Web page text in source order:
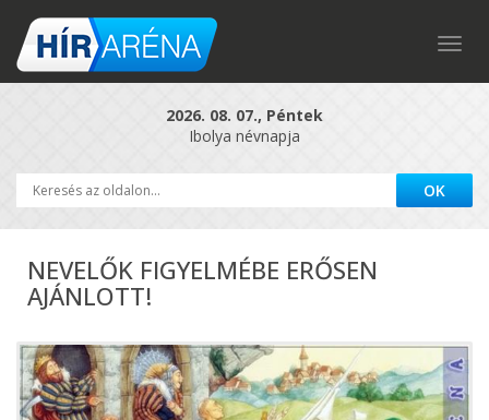
2026. 08. 07., Péntek
Ibolya névnapja
NEVELŐK FIGYELMÉBE ERŐSEN
AJÁNLOTT!